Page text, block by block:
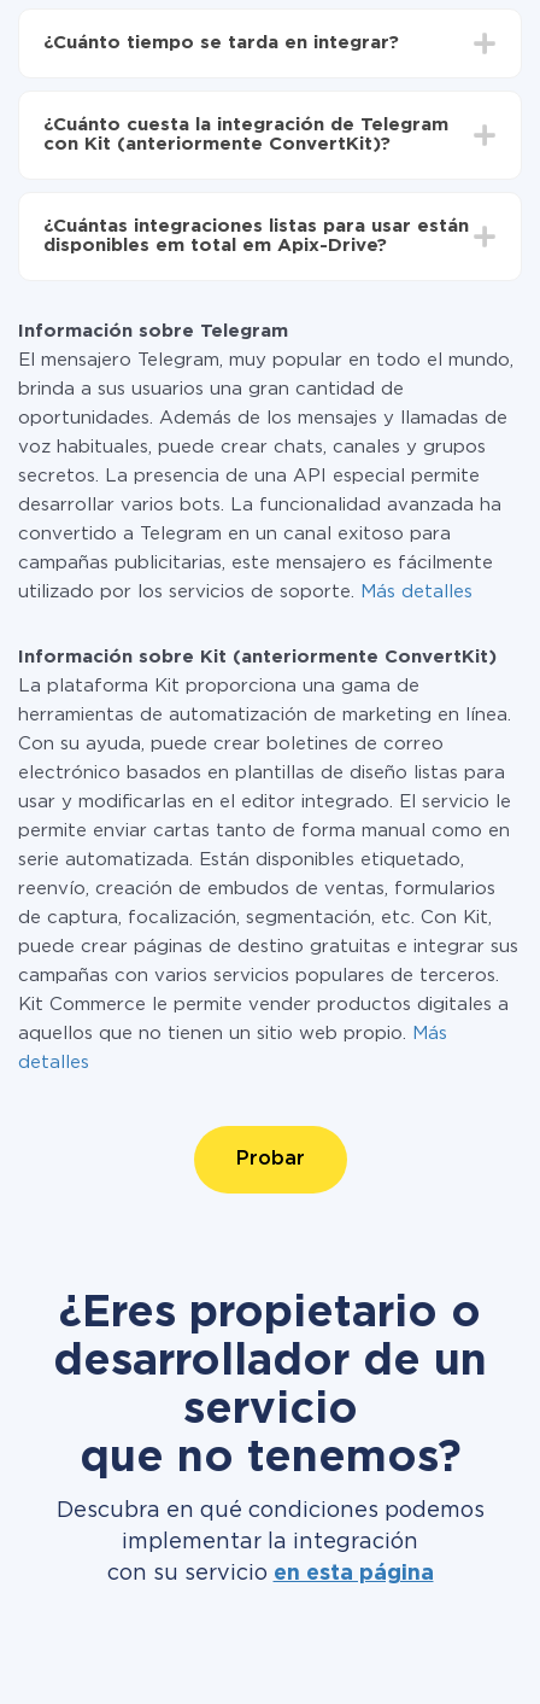
Elija qué datos transferir de Telegram a Kit
Ahora los datos se transferirán automáticamente
de Telegram a Kit (anteriormente ConvertKit)
¿Cuánto tiempo se tarda en integrar?
oscilar entre 5 y 30 minutos. En promedio, la
configuración tarda entre 10 y 15 minutos.
¿Cuánto cuesta la integración de Telegram
con Kit (anteriormente ConvertKit)?
tarifas. Usted solo paga por la cantidad de datos que
realmente se transfieren de uno de sus sistemas a otro
manera segura un plan de tarifa gratuita o cambiar a
uno de pago, si es necesario. Más detalles sobre
tarifas.
¿Cuántas integraciones listas para usar están
disponibles em total em Apix-Drive?
(anteriormente ConvertKit)
Información sobre Telegram
El mensajero Telegram, muy popular en todo el mundo,
brinda a sus usuarios una gran cantidad de
oportunidades. Además de los mensajes y llamadas de
voz habituales, puede crear chats, canales y grupos
secretos. La presencia de una API especial permite
desarrollar varios bots. La funcionalidad avanzada ha
convertido a Telegram en un canal exitoso para
campañas publicitarias, este mensajero es fácilmente
utilizado por los servicios de soporte.
Más detalles
Información sobre Kit (anteriormente ConvertKit)
La plataforma Kit proporciona una gama de
herramientas de automatización de marketing en línea.
Con su ayuda, puede crear boletines de correo
electrónico basados en plantillas de diseño listas para
usar y modificarlas en el editor integrado. El servicio le
permite enviar cartas tanto de forma manual como en
serie automatizada. Están disponibles etiquetado,
reenvío, creación de embudos de ventas, formularios
de captura, focalización, segmentación, etc. Con Kit,
puede crear páginas de destino gratuitas e integrar sus
campañas con varios servicios populares de terceros.
Kit Commerce le permite vender productos digitales a
aquellos que no tienen un sitio web propio.
Más
detalles
Probar
¿Eres propietario o
desarrollador de un
servicio
que no tenemos?
Descubra en qué condiciones podemos
implementar la integración
con su servicio en esta página